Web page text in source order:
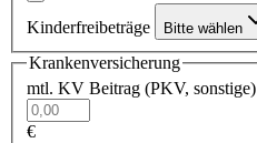
Kinderfreibeträge Bitte wählen
Krankenversicherung
mtl. KV Beitrag (PKV, sonstige)
€